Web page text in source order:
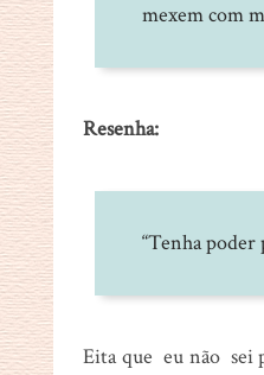
mexem com
Resenha:
“Tenha
Eita que eu não sei